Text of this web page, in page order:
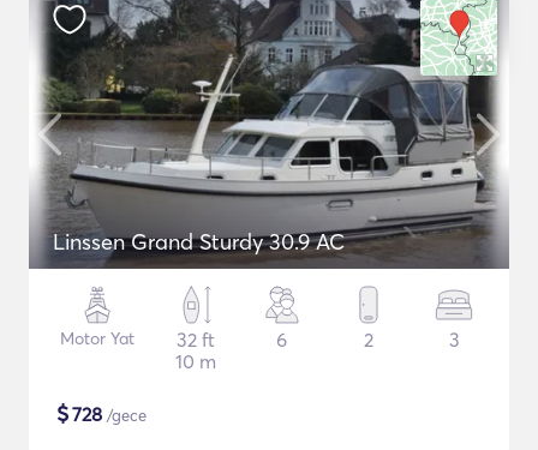
Linssen Grand Sturdy 30.9 AC
Motor Yat
32 ft
10 m
6 2 3
$728 /gece